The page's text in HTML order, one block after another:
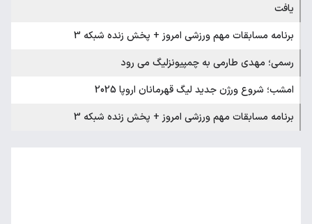
یافت
برنامه مسابقات مهم ورزشی امروز + پخش زنده شبکه 3
رسمی؛ مهدی طارمی به چمپیونزلیگ می رود
امشب؛ شروع ورژن جدید لیگ قهرمانان اروپا 2025
برنامه مسابقات مهم ورزشی امروز + پخش زنده شبکه 3